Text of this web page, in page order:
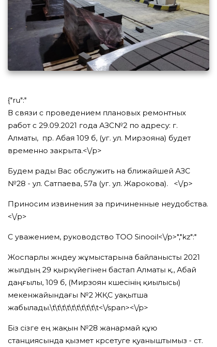
{"ru":"
В связи с проведением плановых ремонтных
работ с 29.09.2021 года АЗС№2 по адресу: г.
Алматы, пр. Абая 109 б, (уг. ул. Мирзояна) будет
временно закрыта.<\/p>
Будем рады Вас обслужить на ближайшей АЗС
№28 - ул. Сатпаева, 57а (уг. ул. Жарокова). <\/p>
Приносим извинения за причиненные неудобства.
<\/p>
С уважением, руководство ТОО Sinooil<\/p>","kz":"
Жоспарлы жөндеу жұмыстарына байланысты 2021
жылдың 29 қыркүйегінен бастап Алматы қ., Абай
даңғылы, 109 б, (Мирзоян көшесінің қиылысы)
мекенжайындағы №2 ЖҚС уақытша
жабылады.\t\t\t\t\t\t\t\t\t\t<\/span><\/p>
Біз сізге ең жақын №28 жанармай құю
станциясында қызмет көрсетуге қуаныштымыз - ст.